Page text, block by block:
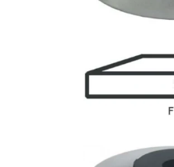
Teilen: